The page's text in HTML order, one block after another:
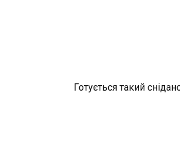
Готується такий